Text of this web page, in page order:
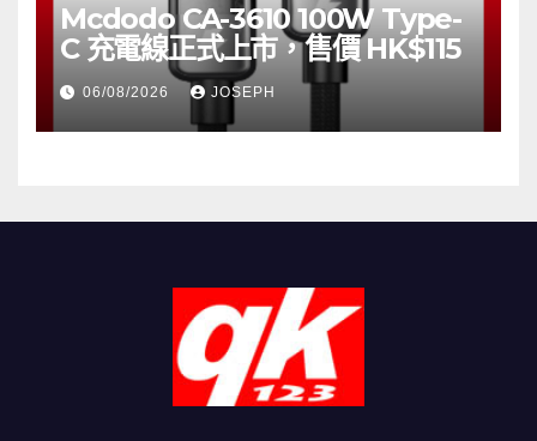
Mcdodo CA-3610 100W Type-
C 充電線正式上市，售價 HK$115
06/08/2026 JOSEPH